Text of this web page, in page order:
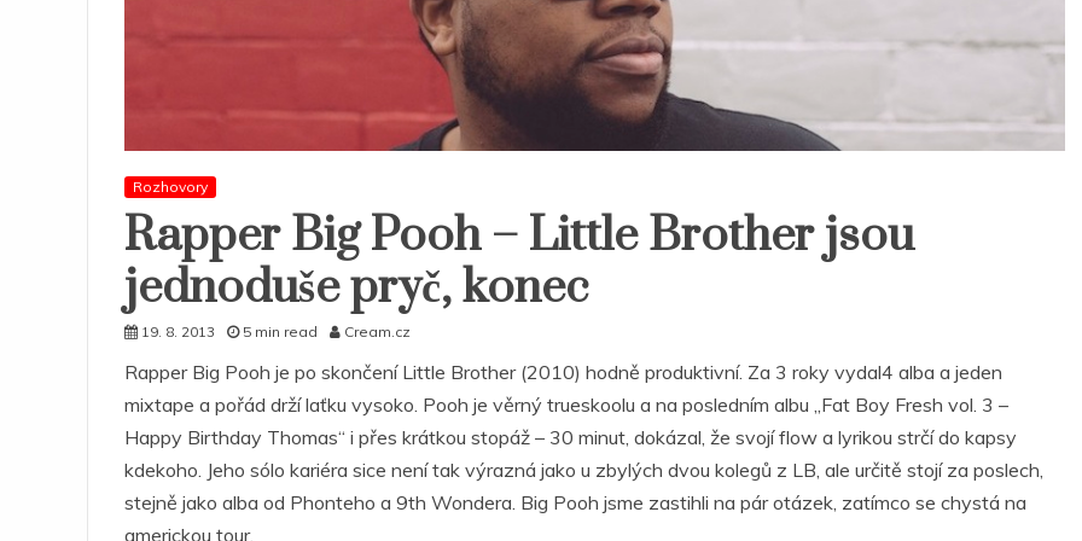
Rozhovory
Rapper Big Pooh – Little Brother jsou
jednoduše pryč, konec
19. 8. 2013 5 min read Cream.cz
Rapper Big Pooh je po skončení Little Brother (2010) hodně produktivní. Za 3 roky vydal4 alba a jeden
mixtape a pořád drží laťku vysoko. Pooh je věrný trueskoolu a na posledním albu „Fat Boy Fresh vol. 3 –
Happy Birthday Thomas“ i přes krátkou stopáž – 30 minut, dokázal, že svojí flow a lyrikou strčí do kapsy
kdekoho. Jeho sólo kariéra sice není tak výrazná jako u zbylých dvou kolegů z LB, ale určitě stojí za poslech,
stejně jako alba od Phonteho a 9th Wondera. Big Pooh jsme zastihli na pár otázek, zatímco se chystá na
americkou tour.